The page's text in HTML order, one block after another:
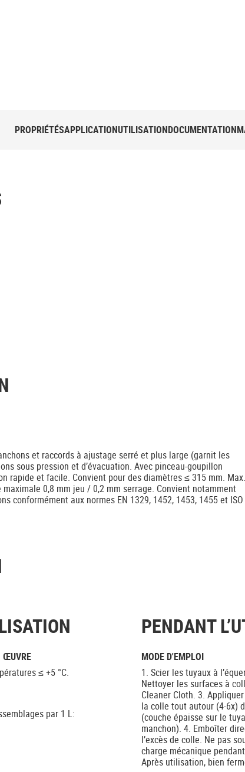
PROPRIÉTÉSAPPLICATIONUTILISATIONDOCUMENTATION
et raccords à ajustage serré et plus large (garnit les
sous pression et d’évacuation. Avec pinceau-goupillon
rapide et facile. Convient pour des diamètres ≤ 315 mm. Max.
maximale 0,8 mm jeu / 0,2 mm serrage. Convient notamment
conformément aux normes EN 1329, 1452, 1453, 1455 et ISO
ŒUVRE
≤ +5 °C.
par 1 L:
PENDANT
MODE D'EMPLOI
1. Scier les tuyaux à
Nettoyer les surfaces à
Cleaner Cloth. 3.
la colle tout autour (4-6x)
(couche épaisse sur le
manchon). 4. Emboîter
l’excès de colle. Ne pas
charge mécanique
Après utilisation, bien